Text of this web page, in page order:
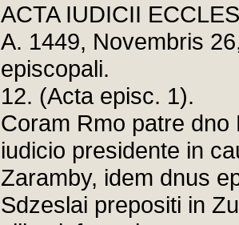
ACTA IUDICII
A. 1449, Novembris
episcopali.
12. (Acta episc. 1).
Coram Rmo patre
iudicio presidente in
Zaramby, idem dnus
Sdzeslai prepositi in